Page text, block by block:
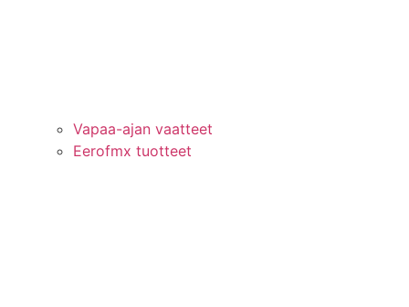
Vapaa-ajan vaatteet
Eerofmx tuotteet